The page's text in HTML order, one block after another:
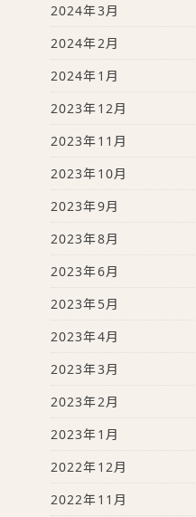
2024年3月
2024年2月
2024年1月
2023年12月
2023年11月
2023年10月
2023年9月
2023年8月
2023年6月
2023年5月
2023年4月
2023年3月
2023年2月
2023年1月
2022年12月
2022年11月